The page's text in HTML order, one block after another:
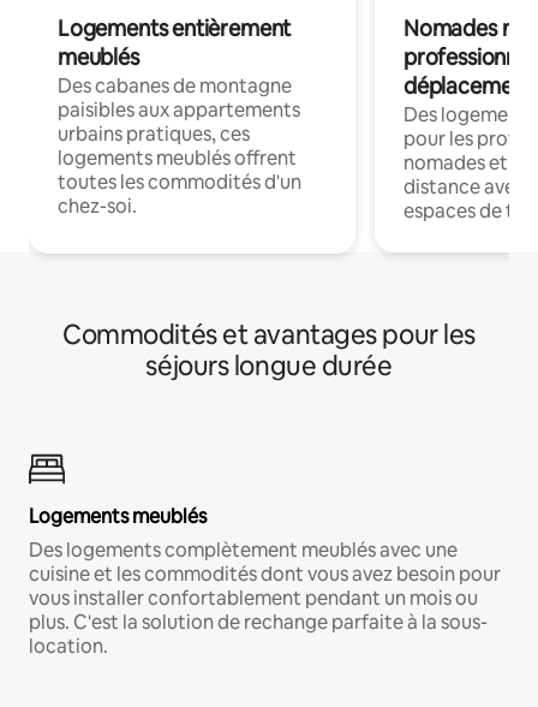
Logements entièrement
meublés
Des cabanes de montagne
paisibles aux appartements
urbains pratiques, ces
logements meublés offrent
toutes les commodités d'un
chez-soi.
Nomades
déplacement
Des
pour les
nomades et
distance avec
espaces de
Commodités et avantages pour les
séjours longue durée
Logements meublés
Des logements complètement meublés avec une
cuisine et les commodités dont vous avez besoin pour
vous installer confortablement pendant un mois ou
plus. C'est la solution de rechange parfaite à la sous-
location.